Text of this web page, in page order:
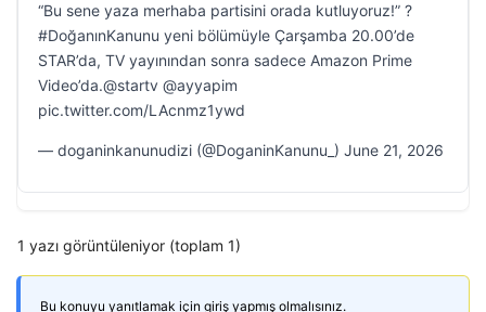
“Bu sene yaza merhaba partisini orada kutluyoruz!” ?
#DoğanınKanunu yeni bölümüyle Çarşamba 20.00’de
STAR’da, TV yayınından sonra sadece Amazon Prime
Video’da.@startv @ayyapim
pic.twitter.com/LAcnmz1ywd
— doganinkanunudizi (@DoganinKanunu_) June 21, 2026
1 yazı görüntüleniyor (toplam 1)
Bu konuyu yanıtlamak için giriş yapmış olmalısınız.